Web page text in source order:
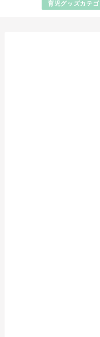
育児グッズカテゴ